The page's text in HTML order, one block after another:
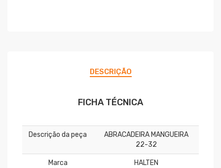
DESCRIÇÃO
FICHA TÉCNICA
Descrição da peça
ABRACADEIRA MANGUEIRA
22-32
Marca HALTEN